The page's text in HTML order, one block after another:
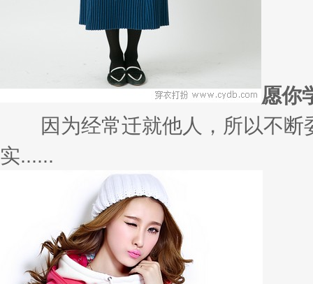
愿你
因为经常迁就他人，所以不断
实......